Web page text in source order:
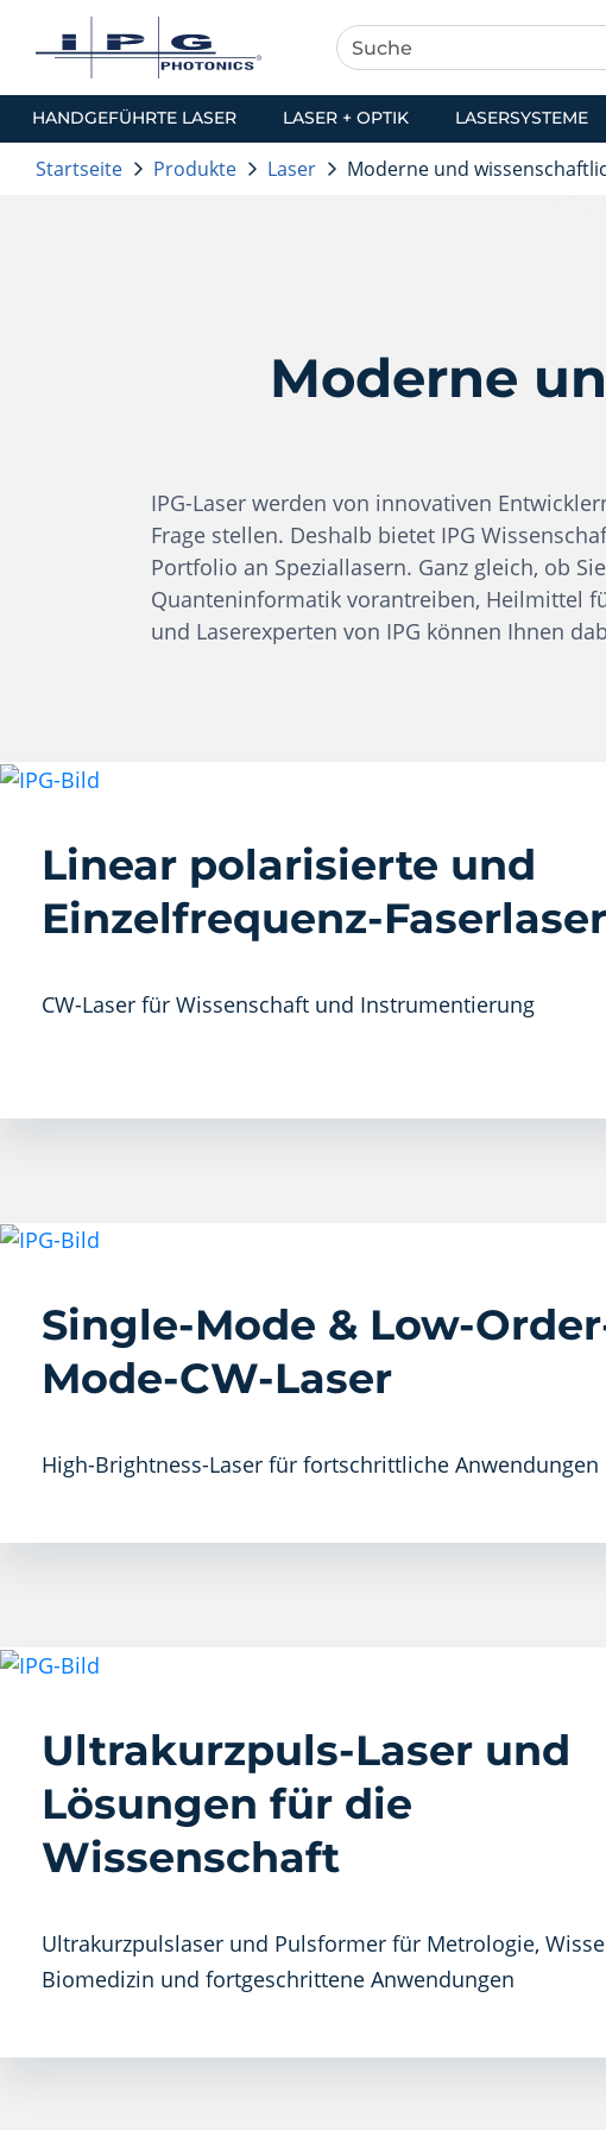
HANDGEFÜHRTE LASER LASER + OPTIK LASERSYSTEME
Startseite Produkte Laser Moderne und
Moderne
IPG-Laser werden von innovativen
Frage stellen. Deshalb bietet IPG
Portfolio an Speziallasern. Ganz gleich, ob
Quanteninformatik vorantreiben, Heilmittel
und Laserexperten von IPG können Ihnen
Linear polarisierte und
Einzelfrequenz-Faserlaser
CW-Laser für Wissenschaft und Instrumentierung
Single-Mode & Low-
Mode-CW-Laser
High-Brightness-Laser für fortschrittliche Anwendungen
Ultrakurzpuls-Laser und
Lösungen für die
Wissenschaft
Ultrakurzpulslaser und Pulsformer für Metrologie,
Biomedizin und fortgeschrittene Anwendungen